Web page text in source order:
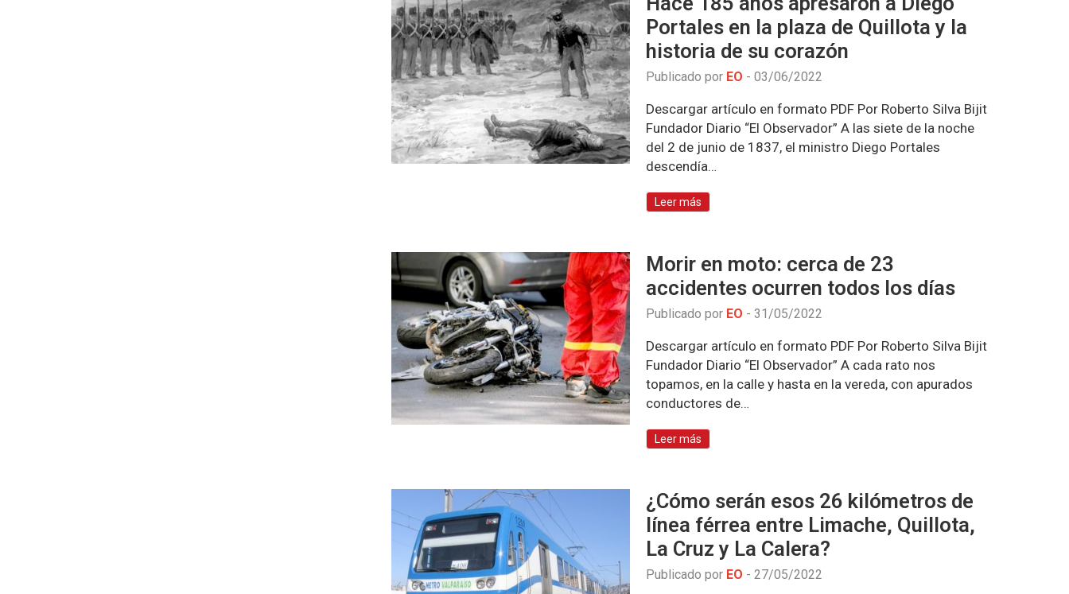
Portales en la plaza de Quillota y la
historia de su corazón
Publicado por EO - 03/06/2022
Descargar artículo en formato PDF Por Roberto Silva Bijit
Fundador Diario “El Observador” A las siete de la noche
del 2 de junio de 1837, el ministro Diego Portales
descendía…
Leer más
Morir en moto: cerca de 23
accidentes ocurren todos los días
Publicado por EO - 31/05/2022
Descargar artículo en formato PDF Por Roberto Silva Bijit
Fundador Diario “El Observador” A cada rato nos
topamos, en la calle y hasta en la vereda, con apurados
conductores de…
Leer más
¿Cómo serán esos 26 kilómetros de
línea férrea entre Limache, Quillota,
La Cruz y La Calera?
Publicado por EO - 27/05/2022